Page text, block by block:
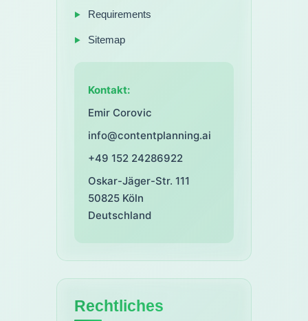
Requirements
Sitemap
Kontakt:
Emir Corovic
info@contentplanning.ai
+49 152 24286922
Oskar-Jäger-Str. 111
50825 Köln
Deutschland
Rechtliches